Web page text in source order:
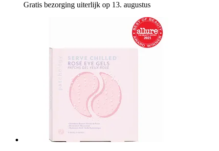
Gratis bezorging uiterlijk op 13. augustus